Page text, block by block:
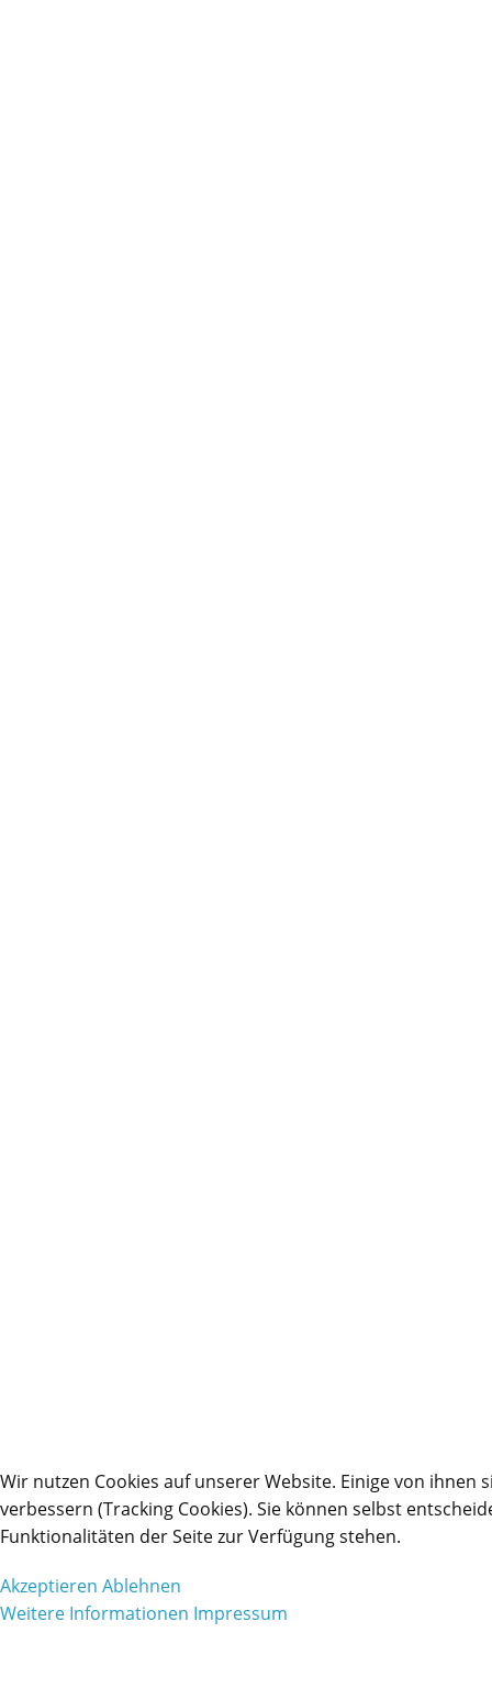
Wir nutzen Cookies auf unserer Website. Einige von
verbessern (Tracking Cookies). Sie können selbst
Funktionalitäten der Seite zur Verfügung stehen.
Akzeptieren Ablehnen
Weitere Informationen Impressum